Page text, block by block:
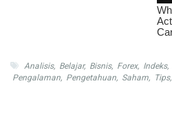
Analisis, Belajar, Bisnis, Forex, Indeks,
Pengalaman, Pengetahuan, Saham, Tips,